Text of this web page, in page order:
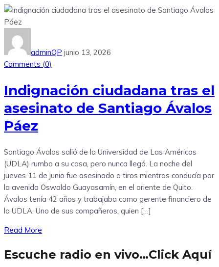
adminQP junio 13, 2026
Comments (0)
Indignación ciudadana tras el
asesinato de Santiago Ávalos
Páez
Santiago Ávalos salió de la Universidad de Las Américas
(UDLA) rumbo a su casa, pero nunca llegó. La noche del
jueves 11 de junio fue asesinado a tiros mientras conducía por
la avenida Oswaldo Guayasamín, en el oriente de Quito.
Ávalos tenía 42 años y trabajaba como gerente financiero de
la UDLA. Uno de sus compañeros, quien […]
Read More
Escuche radio en vivo…Click Aquí